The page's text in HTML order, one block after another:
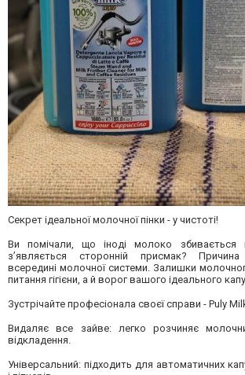
Секрет ідеальної молочної пінки - у чистоті!
Ви помічали, що іноді молоко
з’являється сторонній присмак?
всередині молочної системи. Залишки
питання гігієни, а й ворог вашого ідеального
Зустрічайте професіонала своєї справи - Puly Milk
Видаляє все зайве: легко розчиняє
відкладення.
Універсальний: підходить для автоматичних